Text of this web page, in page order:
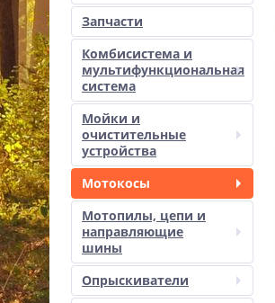
Запчасти
Комбисистема и
мультифункциональная
система
Мойки и
очистительные
устройства
Мотокосы
Мотопилы, цепи и
направляющие
шины
Опрыскиватели